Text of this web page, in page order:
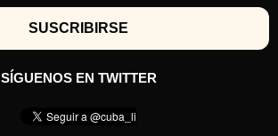
SÍGUENOS EN TWITTER